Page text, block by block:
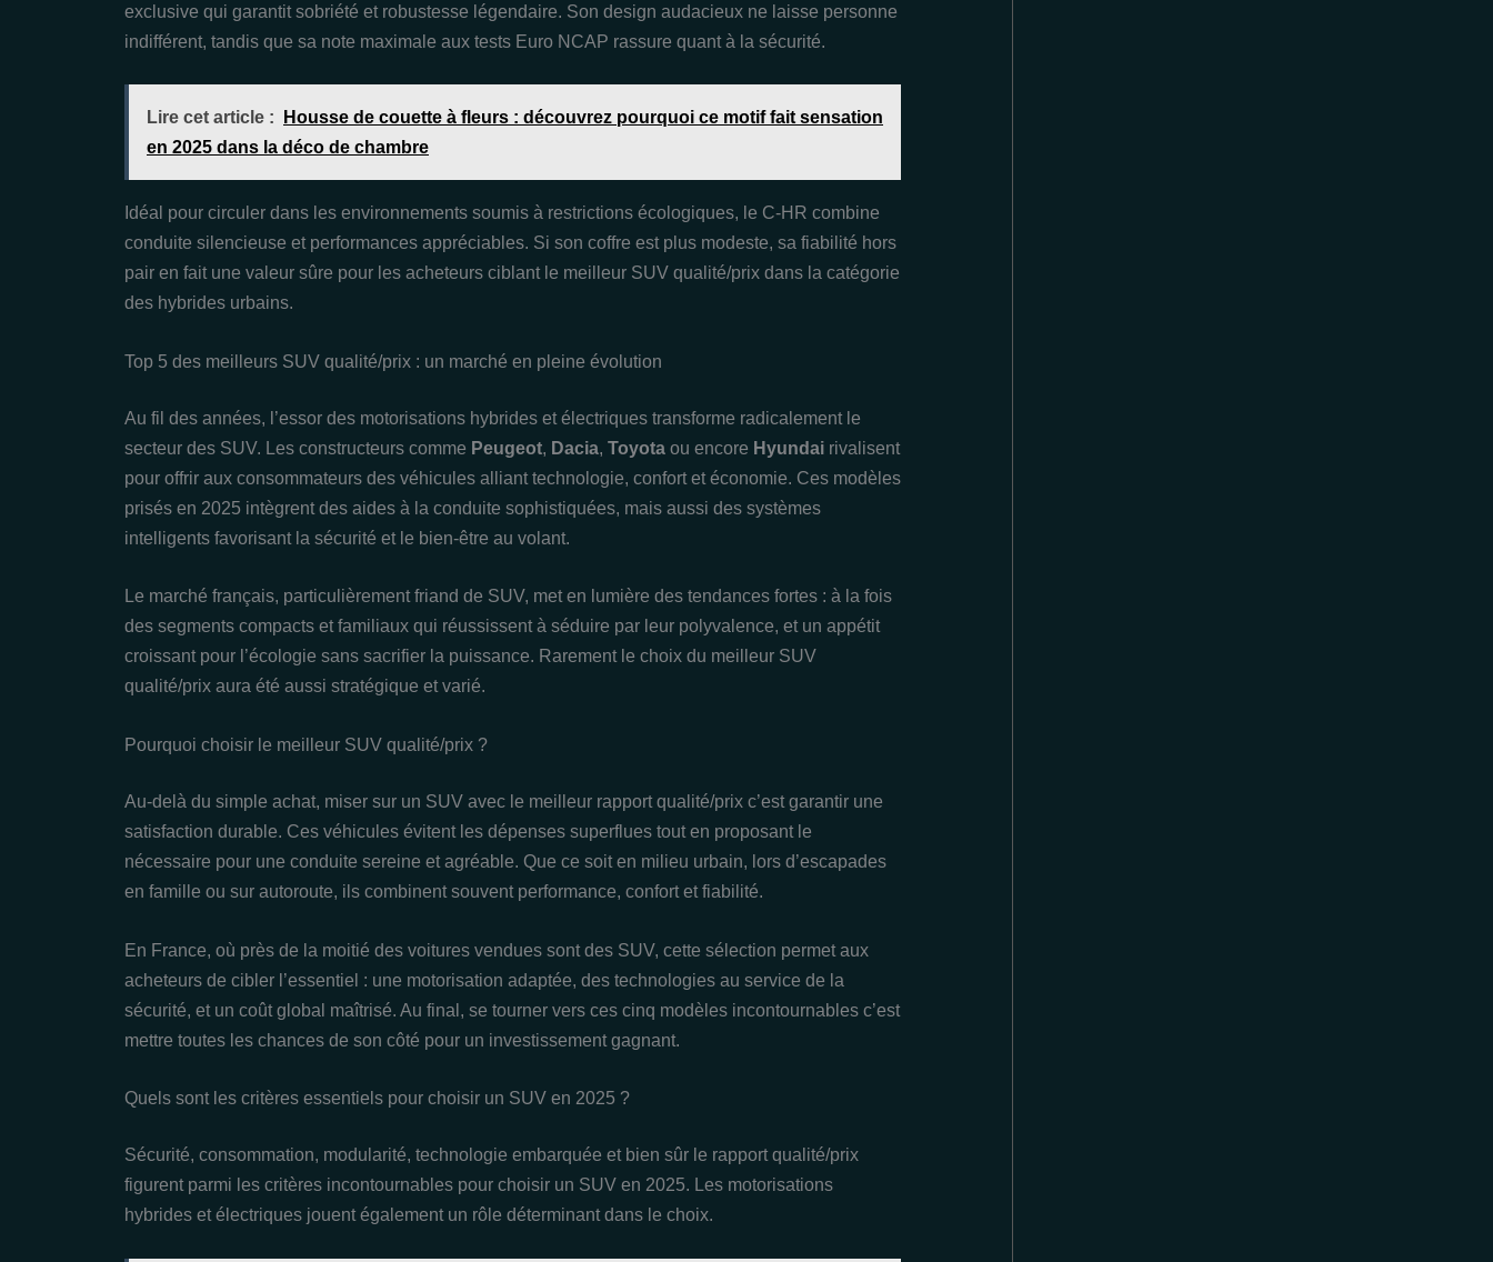
exclusive qui garantit sobriété et robustesse légendaire. Son design audacieux ne laisse personne
indifférent, tandis que sa note maximale aux tests Euro NCAP rassure quant à la sécurité.
Lire cet article :
Housse de couette à fleurs : découvrez pourquoi ce motif fait sensation
en 2025 dans la déco de chambre
Idéal pour circuler dans les environnements soumis à restrictions écologiques, le C-HR combine
conduite silencieuse et performances appréciables. Si son coffre est plus modeste, sa fiabilité hors
pair en fait une valeur sûre pour les acheteurs ciblant le meilleur SUV qualité/prix dans la catégorie
des hybrides urbains.
Top 5 des meilleurs SUV qualité/prix : un marché en pleine évolution
Au fil des années, l’essor des motorisations hybrides et électriques transforme radicalement le
secteur des SUV. Les constructeurs comme Peugeot, Dacia, Toyota ou encore Hyundai rivalisent
pour offrir aux consommateurs des véhicules alliant technologie, confort et économie. Ces modèles
prisés en 2025 intègrent des aides à la conduite sophistiquées, mais aussi des systèmes
intelligents favorisant la sécurité et le bien-être au volant.
Le marché français, particulièrement friand de SUV, met en lumière des tendances fortes : à la fois
des segments compacts et familiaux qui réussissent à séduire par leur polyvalence, et un appétit
croissant pour l’écologie sans sacrifier la puissance. Rarement le choix du meilleur SUV
qualité/prix aura été aussi stratégique et varié.
Pourquoi choisir le meilleur SUV qualité/prix ?
Au-delà du simple achat, miser sur un SUV avec le meilleur rapport qualité/prix c’est garantir une
satisfaction durable. Ces véhicules évitent les dépenses superflues tout en proposant le
nécessaire pour une conduite sereine et agréable. Que ce soit en milieu urbain, lors d’escapades
en famille ou sur autoroute, ils combinent souvent performance, confort et fiabilité.
En France, où près de la moitié des voitures vendues sont des SUV, cette sélection permet aux
acheteurs de cibler l’essentiel : une motorisation adaptée, des technologies au service de la
sécurité, et un coût global maîtrisé. Au final, se tourner vers ces cinq modèles incontournables c’est
mettre toutes les chances de son côté pour un investissement gagnant.
Quels sont les critères essentiels pour choisir un SUV en 2025 ?
Sécurité, consommation, modularité, technologie embarquée et bien sûr le rapport qualité/prix
figurent parmi les critères incontournables pour choisir un SUV en 2025. Les motorisations
hybrides et électriques jouent également un rôle déterminant dans le choix.